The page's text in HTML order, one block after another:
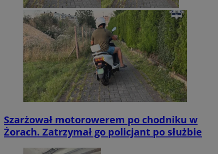
Szarżował motorowerem po chodniku w
Żorach. Zatrzymał go policjant po służbie